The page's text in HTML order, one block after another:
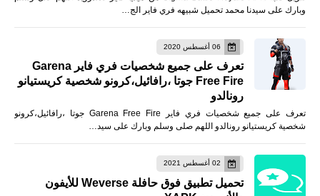
وبارك على سيدنا محمد تحميل شبيهه فري فاير الج…
06 أغسطس 2020
تعرف على جميع شخصيات فري فاير Garena
Free Fire جوتا ،رافائيل،كرونو شخصية كريستيانو
رونالدو
تعرف على جميع شخصيات فري فاير Garena Free Fire جوتا ،رافائيل،كرونو
شخصية كريستيانو رونالدو اللهم صلى وسلم وبارك على سيد…
02 أغسطس 2021
تحميل تطبيق فوق حافلة Weverse للأيفون